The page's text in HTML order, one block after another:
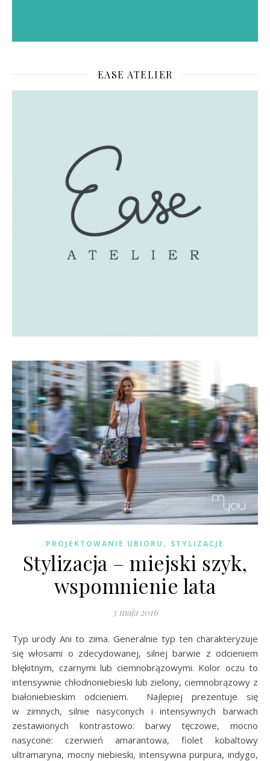
EASE ATELIER
PROJEKTOWANIE UBIORU , STYLIZACJE
Stylizacja – miejski szyk,
wspomnienie lata
3 maja 2016
Typ urody Ani to zima. Generalnie typ ten charakteryzuje
się włosami o zdecydowanej, silnej barwie z odcieniem
błękitnym, czarnymi lub ciemnobrązowymi. Kolor oczu to
intensywnie chłodnoniebieski lub zielony, ciemnobrązowy z
białoniebieskim odcieniem. Najlepiej prezentuje się
w zimnych, silnie nasyconych i intensywnych barwach
zestawionych kontrastowo: barwy tęczowe, mocno
nasycone: czerwień amarantowa, fiolet kobaltowy
ultramaryna, mocny niebieski, intensywna purpura, indygo,